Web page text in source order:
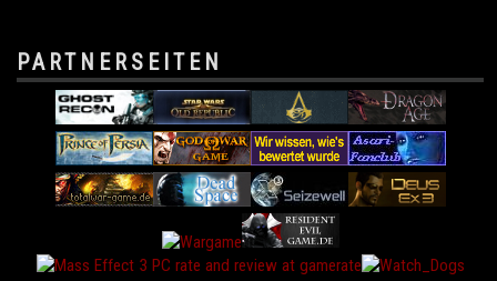
PARTNERSEITEN